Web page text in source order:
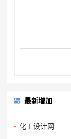
最新增加
化工设计网